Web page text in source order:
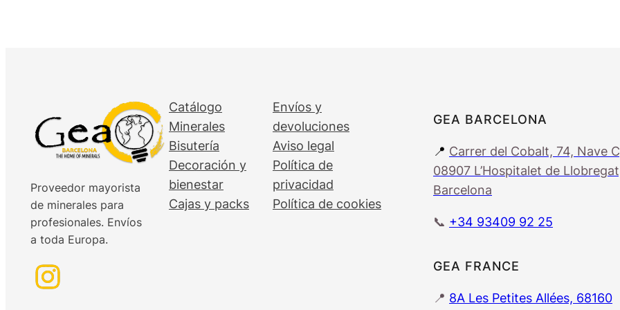
Proveedor mayorista
de minerales para
profesionales. Envíos
a toda Europa.
Catálogo
Minerales
Bisutería
Decoración y
bienestar
Cajas y packs
Envíos y
devoluciones
Aviso legal
Política de
privacidad
Política de cookies
GEA BARCELONA
📍 Carrer del Cobalt, 74, Nave
08907 L’Hospitalet de
Barcelona
📞 +34 93409 92 25
GEA FRANCE
📍 8A Les Petites Allées, 68160